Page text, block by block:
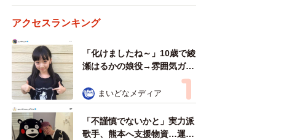
アクセスランキング
「化けましたね～」10歳で綾
瀬はるかの娘役→雰囲気ガラ
リの18歳に成長 「メイクで
雰囲気が」「宝塚に入れそ
う」
まいどなメディア
「不謹慎でないかと」実力派
歌手、熊本へ支援物資…運搬